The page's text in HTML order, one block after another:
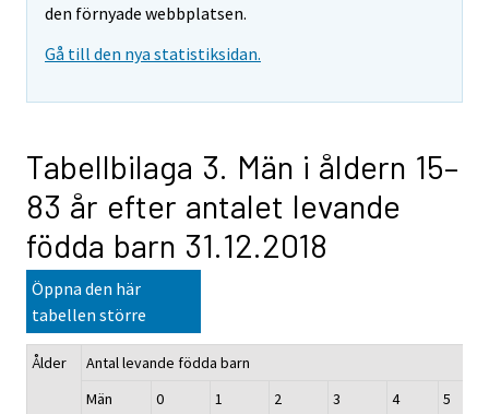
den förnyade webbplatsen.
Gå till den nya statistiksidan.
Tabellbilaga 3. Män i åldern 15–
83 år efter antalet levande
födda barn 31.12.2018
Öppna den här
tabellen större
Ålder
Antal levande födda barn
Män
0 1 2 3 4 5